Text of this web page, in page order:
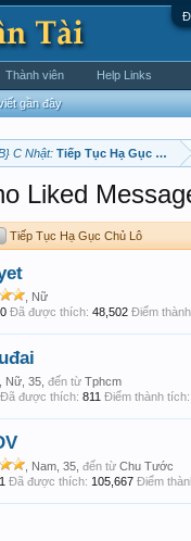
C Nhật: Tiếp Tục Hạ Gục Chủ
Liked
Tiếp Tục Hạ Gục Chủ Lô
, Nữ
Đã được thích: 48,502 Điểm
, Nữ, 35, đến từ Tphcm
Đã được thích: 811 Điểm thành tích:
, Nam, 35, đến từ Chu Tước
Đã được thích: 105,667 Điểm
gần đây
Thành viên Help Links